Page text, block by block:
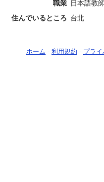
職業 日本語教師
住んでいるところ 台北
ホーム - 利用規約 - プラ